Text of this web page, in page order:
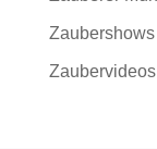
Zaubervideos